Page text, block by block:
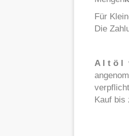
Für
Die
A l t ö l
Kauf bis